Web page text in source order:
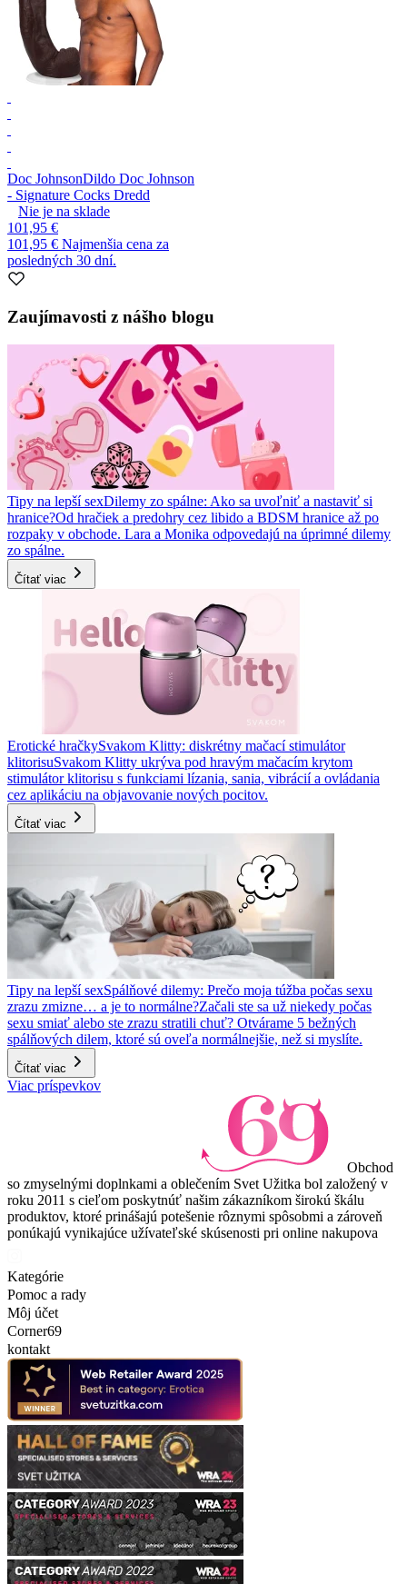
Doc JohnsonDildo Doc Johnson
- Signature Cocks Dredd
Nie je na sklade
101,95 €
101,95 € Najmenšia cena za
posledných 30 dní.
Zaujímavosti z nášho blogu
Tipy na lepší sexDilemy zo spálne: Ako sa uvoľniť a nastaviť si
hranice?Od hračiek a predohry cez libido a BDSM hranice až po
rozpaky v obchode. Lara a Monika odpovedajú na úprimné dilemy
zo spálne.
Čítať viac
Erotické hračkySvakom Klitty: diskrétny mačací stimulátor
klitorisuSvakom Klitty ukrýva pod hravým mačacím krytom
stimulátor klitorisu s funkciami lízania, sania, vibrácií a ovládania
cez aplikáciu na objavovanie nových pocitov.
Čítať viac
Tipy na lepší sexSpálňové dilemy: Prečo moja túžba počas sexu
zrazu zmizne… a je to normálne?Začali ste sa už niekedy počas
sexu smiať alebo ste zrazu stratili chuť? Otvárame 5 bežných
spálňových dilem, ktoré sú oveľa normálnejšie, než si myslíte.
Čítať viac
Viac príspevkov
Obchod
so zmyselnými doplnkami a oblečením Svet Užitka bol založený v
roku 2011 s cieľom poskytnúť našim zákazníkom širokú škálu
produktov, ktoré prinášajú potešenie rôznymi spôsobmi a zároveň
ponúkajú vynikajúce užívateľské skúsenosti pri online nakupova
Kategórie
Pomoc a rady
Môj účet
Corner69
kontakt